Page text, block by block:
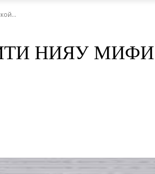
НИЯУ МИФИ